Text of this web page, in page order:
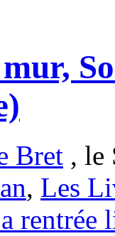
Bret , le
, Les
rentrée